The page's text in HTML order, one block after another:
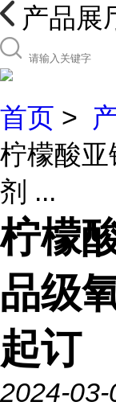
产品展
首页 >
柠檬酸
剂 ...
柠檬
品级
起订
2024-03-